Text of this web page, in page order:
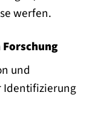
werfen.
und
Identifizierung